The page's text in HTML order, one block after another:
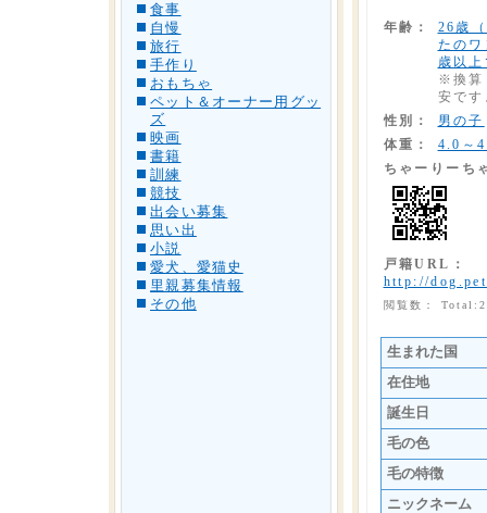
食事
自慢
旅行
手作り
おもちゃ
ペット＆オーナー用グッ
ズ
映画
書籍
訓練
競技
出会い募集
思い出
小説
愛犬、愛猫史
里親募集情報
その他
年齢：
26歳
たの
歳以
※換算
安です
性別：
男の子
体重：
4.0～
ちゃーりーち
戸籍URL：
http://
閲覧数：
生まれた国
在住地
誕生日
毛の色
毛の特徴
ニックネーム